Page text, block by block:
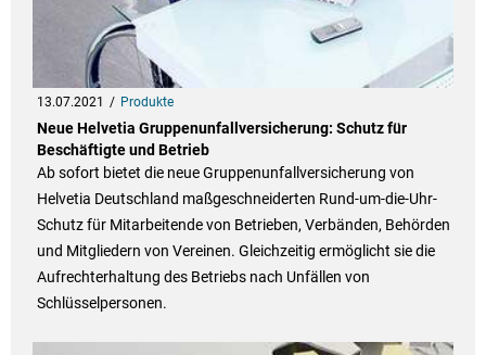
13.07.2021 Produkte
Neue Helvetia Gruppenunfallversicherung: Schutz für
Beschäftigte und Betrieb
Ab sofort bietet die neue Gruppenunfallversicherung von
Helvetia Deutschland maßgeschneiderten Rund-um-die-Uhr-
Schutz für Mitarbeitende von Betrieben, Verbänden, Behörden
und Mitgliedern von Vereinen. Gleichzeitig ermöglicht sie die
Aufrechterhaltung des Betriebs nach Unfällen von
Schlüsselpersonen.